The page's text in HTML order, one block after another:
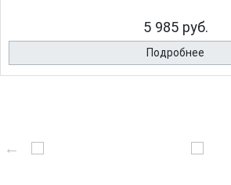
5 985 руб.
Подробнее